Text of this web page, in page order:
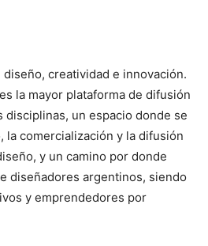
creatividad e innovación.
la mayor plataforma de difusión
disciplinas, un espacio donde se
la comercialización y la difusión
y un camino por donde
diseñadores argentinos, siendo
y emprendedores por